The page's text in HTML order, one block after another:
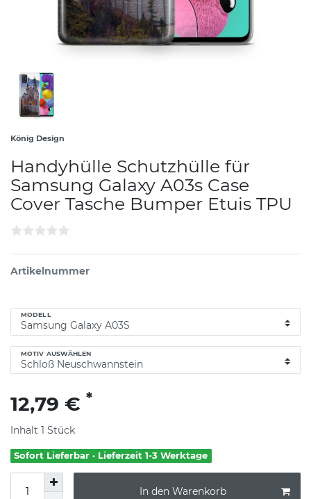
König Design
Handyhülle Schutzhülle für
Samsung Galaxy A03s Case
Cover Tasche Bumper Etuis TPU
Artikelnummer
MODELL
MOTIV AUSWÄHLEN
12,79 € *
Inhalt 1 Stück
Sofort Lieferbar · Lieferzeit 1-3 Werktage
In den Warenkorb